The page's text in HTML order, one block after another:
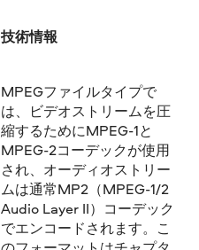
技術情報
MPEGファイルタイプで
は、ビデオストリームを圧
縮するためにMPEG-1と
MPEG-2コーデックが使用
され、オーディオストリー
ムは通常MP2（MPEG-1/2
Audio Layer II）コーデック
でエンコードされます。こ